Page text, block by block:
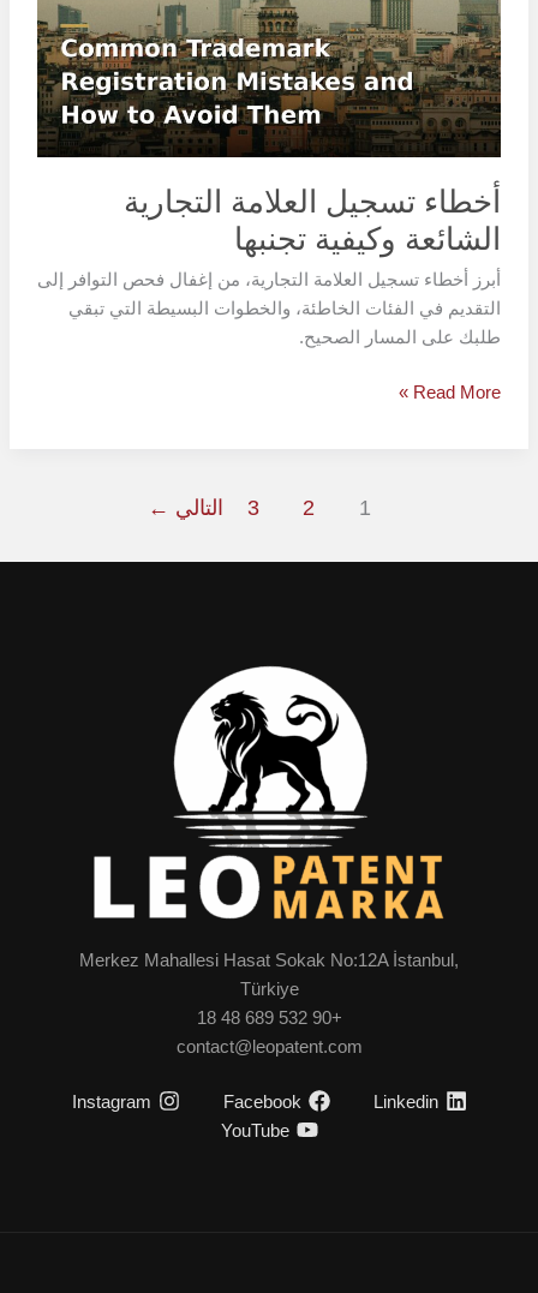
أخطاء تسجيل العلامة التجارية
الشائعة وكيفية تجنبها
أبرز أخطاء تسجيل العلامة التجارية، من إغفال فحص التوافر إلى
التقديم في الفئات الخاطئة، والخطوات البسيطة التي تبقي
طلبك على المسار الصحيح.
التجارية
الشائعة
وكيفية
تجنبها
Read More »
1
2
3 التالي ←
Merkez Mahallesi Hasat Sokak No:12A İstanbul,
Türkiye
+90 532 689 48 18
contact@leopatent.com
Linkedin
Facebook
Instagram
YouTube